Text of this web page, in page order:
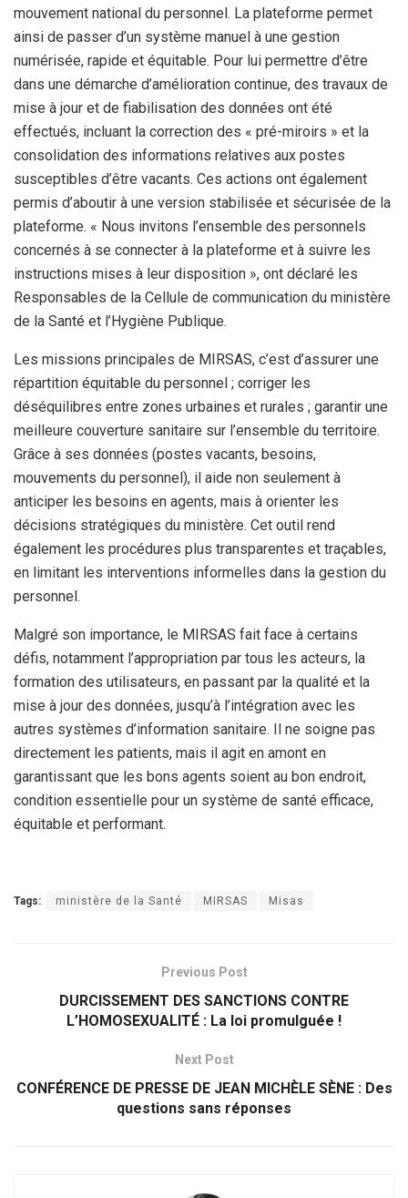
mouvement national du personnel. La plateforme permet
ainsi de passer d’un système manuel à une gestion
numérisée, rapide et équitable. Pour lui permettre d’être
dans une démarche d’amélioration continue, des travaux de
mise à jour et de fiabilisation des données ont été
effectués, incluant la correction des « pré-miroirs » et la
consolidation des informations relatives aux postes
susceptibles d’être vacants. Ces actions ont également
permis d’aboutir à une version stabilisée et sécurisée de la
plateforme. « Nous invitons l’ensemble des personnels
concernés à se connecter à la plateforme et à suivre les
instructions mises à leur disposition », ont déclaré les
Responsables de la Cellule de communication du ministère
de la Santé et l’Hygiène Publique.
Les missions principales de MIRSAS, c’est d’assurer une
répartition équitable du personnel ; corriger les
déséquilibres entre zones urbaines et rurales ; garantir une
meilleure couverture sanitaire sur l’ensemble du territoire.
Grâce à ses données (postes vacants, besoins,
mouvements du personnel), il aide non seulement à
anticiper les besoins en agents, mais à orienter les
décisions stratégiques du ministère. Cet outil rend
également les procédures plus transparentes et traçables,
en limitant les interventions informelles dans la gestion du
personnel.
Malgré son importance, le MIRSAS fait face à certains
défis, notamment l’appropriation par tous les acteurs, la
formation des utilisateurs, en passant par la qualité et la
mise à jour des données, jusqu’à l’intégration avec les
autres systèmes d’information sanitaire. Il ne soigne pas
directement les patients, mais il agit en amont en
garantissant que les bons agents soient au bon endroit,
condition essentielle pour un système de santé efficace,
équitable et performant.
Tags: ministère de la Santé MIRSAS Misas
Previous Post
DURCISSEMENT DES SANCTIONS CONTRE
L’HOMOSEXUALITÉ : La loi promulguée !
Next Post
CONFÉRENCE DE PRESSE DE JEAN MICHÈLE SÈNE : Des
questions sans réponses